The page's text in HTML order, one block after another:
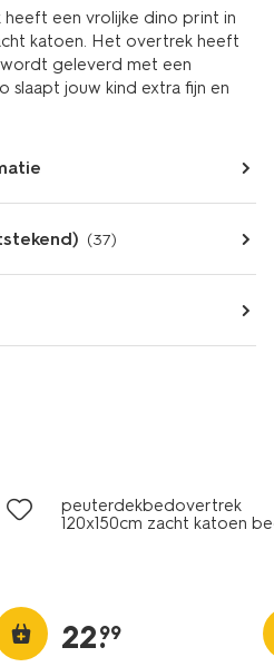
een vrolijke dino print in
katoen. Het overtrek heeft
wordt geleverd met een
slaapt jouw kind extra fijn en
(37)
peuterdekbedovertrek
120x150cm zacht katoen
22.
99